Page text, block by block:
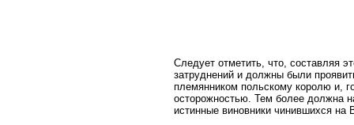
Следует отметить, что, составляя
затруднений и должны были
племянником польскому королю и,
осторожностью. Тем более должна
истинные виновники чинившихся на